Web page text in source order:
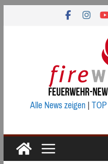
Alle News zeigen|